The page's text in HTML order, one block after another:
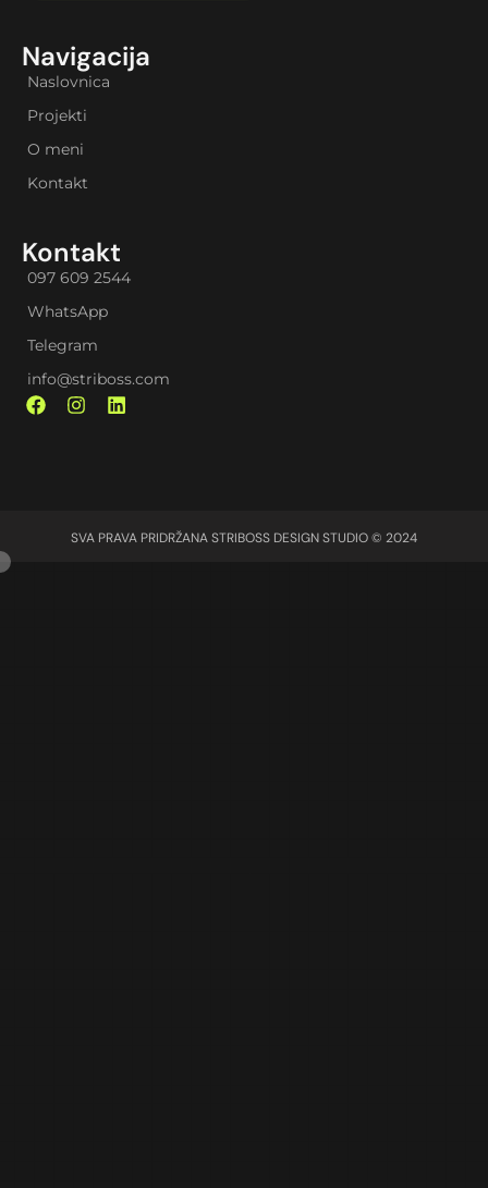
Navigacija
Naslovnica
Projekti
O meni
Kontakt
Kontakt
097 609 2544
WhatsApp
Telegram
info@striboss.com
SVA PRAVA PRIDRŽANA STRIBOSS DESIGN STUDIO © 2024